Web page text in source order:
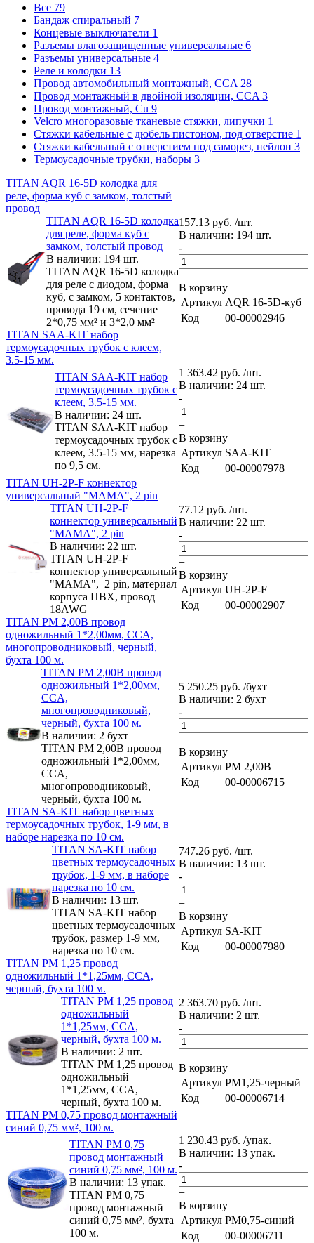
Все 79
Бандаж спиральный 7
Концевые выключатели 1
Разъемы влагозащищенные универсальные 6
Разъемы универсальные 4
Реле и колодки 13
Провод автомобильный монтажный, CCA 28
Провод монтажный в двойной изоляции, CCA 3
Провод монтажный, Cu 9
Velcro многоразовые тканевые стяжки, липучки 1
Стяжки кабельные с дюбель пистоном, под отверстие 1
Стяжки кабельный с отверстием под саморез, нейлон 3
Термоусадочные трубки, наборы 3
TITAN AQR 16-5D колодка для
реле, форма куб с замком, толстый
провод
TITAN AQR 16-5D колодка
для реле, форма куб с
замком, толстый провод
В наличии: 194 шт.
TITAN AQR 16-5D колодка
для реле с диодом, форма
куб, с замком, 5 контактов,
провода 19 см, сечение
2*0,75 мм² и 3*2,0 мм²
157.13 руб. /шт.
В наличии: 194 шт.
-
+
В корзину
Артикул AQR 16-5D-куб
Код
00-00002946
TITAN SAA-KIT набор
термоусадочных трубок с клеем,
3.5-15 мм.
TITAN SAA-KIT набор
термоусадочных трубок с
клеем, 3.5-15 мм.
В наличии: 24 шт.
TITAN SAA-KIT набор
термоусадочных трубок с
клеем, 3.5-15 мм, нарезка
по 9,5 см.
1 363.42 руб. /шт.
В наличии: 24 шт.
-
+
В корзину
Артикул SAA-KIT
Код
00-00007978
TITAN UH-2P-F коннектор
универсальный "МАМА", 2 pin
TITAN UH-2P-F
коннектор универсальный
"МАМА", 2 pin
В наличии: 22 шт.
TITAN UH-2P-F
коннектор универсальный
"МАМА", 2 pin, материал
корпуса ПВХ, провод
18AWG
77.12 руб. /шт.
В наличии: 22 шт.
-
+
В корзину
Артикул UH-2P-F
Код
00-00002907
TITAN PM 2,00B провод
одножильный 1*2,00мм, CCA,
многопроводниковый, черный,
бухта 100 м.
TITAN PM 2,00B провод
одножильный 1*2,00мм,
CCA,
многопроводниковый,
черный, бухта 100 м.
В наличии: 2 бухт
TITAN PM 2,00B провод
одножильный 1*2,00мм,
CCA,
многопроводниковый,
черный, бухта 100 м.
5 250.25 руб. /бухт
В наличии: 2 бухт
-
+
В корзину
Артикул PM 2,00B
Код
00-00006715
TITAN SA-KIT набор цветных
термоусадочных трубок, 1-9 мм, в
наборе нарезка по 10 см.
TITAN SA-KIT набор
цветных термоусадочных
трубок, 1-9 мм, в наборе
нарезка по 10 см.
В наличии: 13 шт.
TITAN SA-KIT набор
цветных термоусадочных
трубок, размер 1-9 мм,
нарезка по 10 см.
747.26 руб. /шт.
В наличии: 13 шт.
-
+
В корзину
Артикул SA-KIT
Код
00-00007980
TITAN PM 1,25 провод
одножильный 1*1,25мм, CCA,
черный, бухта 100 м.
TITAN PM 1,25 провод
одножильный
1*1,25мм, CCA,
черный, бухта 100 м.
В наличии: 2 шт.
TITAN PM 1,25 провод
одножильный
1*1,25мм, CCA,
черный, бухта 100 м.
2 363.70 руб. /шт.
В наличии: 2 шт.
-
+
В корзину
Артикул PM1,25-черный
Код
00-00006714
TITAN PM 0,75 провод монтажный
синий 0,75 мм², 100 м.
TITAN PM 0,75
провод монтажный
синий 0,75 мм², 100 м.
В наличии: 13 упак.
TITAN PM 0,75
провод монтажный
синий 0,75 мм², бухта
100 м.
1 230.43 руб. /упак.
В наличии: 13 упак.
-
+
В корзину
Артикул PM0,75-синий
Код
00-00006711